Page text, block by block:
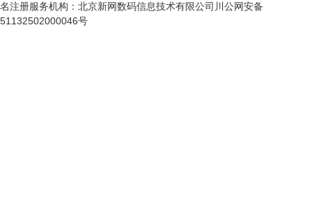
名注册服务机构：北京新网数码信息技术有限公司川公网安备
51132502000046号